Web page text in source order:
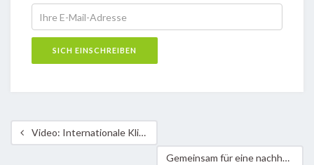
Video: Internationale Klima-Bündnis Konferenz 2014 in Luxemburg
Gemeinsam für eine nachhaltige Energiezukunft in Europa